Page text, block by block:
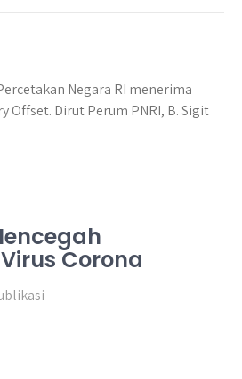
Negara RI menerima
Offset. Dirut Perum PNRI, B. Sigit
Corona